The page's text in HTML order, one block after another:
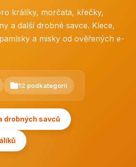
králíky, morčata, křečky,
a další drobné savce. Klece,
a misky od ověřených e-
12 podkategorií
drobných savců